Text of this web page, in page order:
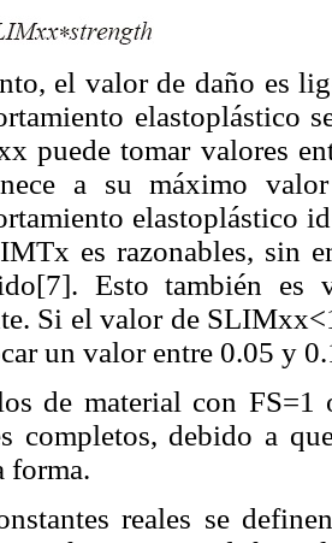
el valor de daño es
elastoplástico
puede tomar valores
a su máximo
elastoplástico
es razonables, sin
Esto también es
Si el valor de
un valor entre 0.05 y
de material con FS=1
completos, debido a
forma.
reales se